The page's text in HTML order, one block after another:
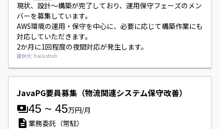
現状、設計～構築が完了しており、運用保守フェーズのメン
バーを募集しています。
AWS環境の運用・保守を中心に、必要に応じて構築作業にも
対応していただきます。
2か月に1回程度の夜間対応が発生します。
提供元: hacksHub
JavaPG要員募集（物流関連システム保守改善）
45 ~ 45万円/月
業務委託（常駐）